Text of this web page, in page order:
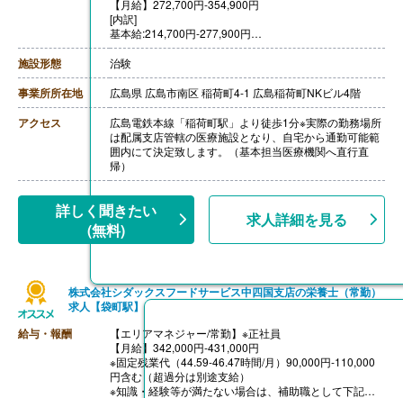
【月給】272,700円-354,900円
[内訳]
基本給:214,700円-277,900円
CRC手当:58,000円-77,000円
【賞与】年2回（計4.00ヶ月分）※前年度実績
【通勤手当】有り
【寮・託児所】無し
施設形態 治験
事業所所在地 広島県 広島市南区 稲荷町4-1 広島稲荷町NKビル4階
アクセス
広島電鉄本線「稲荷町駅」より徒歩1分※実際の勤務場所
は配属支店管轄の医療施設となり、自宅から通勤可能範
囲内にて決定致します。（基本担当医療機関へ直行直
帰）
詳しく聞きたい
(無料)
求人詳細を見る
株式会社シダックスフードサービス中四国支店の栄養士（常勤）
求人【袋町駅】
給与・報酬
【エリアマネジャー/常勤】※正社員
【月給】342,000円-431,000円
※固定残業代（44.59-46.47時間/月）90,000円-110,000
円含む（超過分は別途支給）
※知識・経験等が満たない場合は、補助職として下記の